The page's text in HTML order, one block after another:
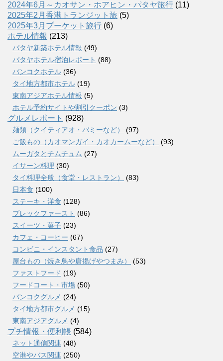
2024年6月～カオサン・ホアヒン・パタヤ旅行 (11)
2025年2月香港トランジット旅 (5)
2025年3月プーケット旅行 (6)
ホテル情報 (213)
パタヤ新築ホテル情報 (49)
パタヤホテル宿泊レポート (88)
バンコクホテル (36)
タイ地方都市ホテル (19)
東南アジアホテル情報 (5)
ホテル予約サイトや割引クーポン (3)
グルメレポート (928)
麺類（クイティアオ・バミーなど）
(97)
ご飯もの（カオマンガイ・カオカームーなど）
(93)
ムーガタとチムチュム (27)
イサーン料理 (30)
タイ料理全般（食堂・レストラン）
(83)
日本食 (100)
ステーキ・洋食 (128)
ブレックファースト (86)
スイーツ・菓子 (23)
カフェ・コーヒー (67)
コンビニ・インスタント食品 (27)
屋台もの（焼き鳥や唐揚げやつまみ）
(53)
ファストフード (19)
フードコート・市場 (50)
バンコクグルメ (24)
タイ地方都市グルメ (15)
東南アジアグルメ (4)
プチ情報・便利帳 (584)
ネット通信関連 (48)
空港やバス関連 (250)